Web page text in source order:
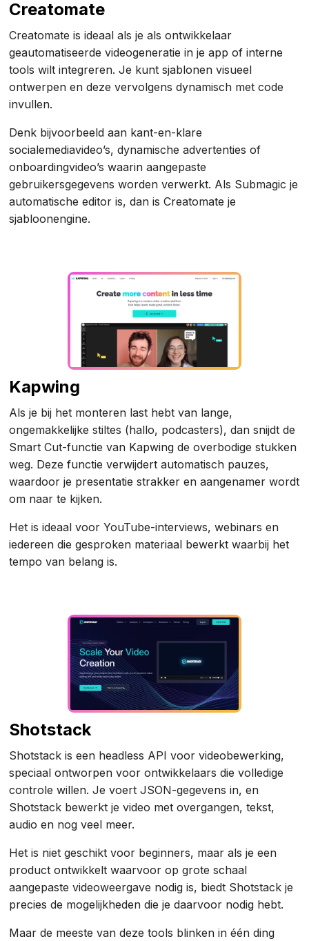
Creatomate
Creatomate is ideaal als je als ontwikkelaar
geautomatiseerde videogeneratie in je app of interne
tools wilt integreren. Je kunt sjablonen visueel
ontwerpen en deze vervolgens dynamisch met code
invullen.
Denk bijvoorbeeld aan kant-en-klare
socialemediavideo’s, dynamische advertenties of
onboardingvideo’s waarin aangepaste
gebruikersgegevens worden verwerkt. Als Submagic je
automatische editor is, dan is Creatomate je
sjabloonengine.
Kapwing
Als je bij het monteren last hebt van lange,
ongemakkelijke stiltes (hallo, podcasters), dan snijdt de
Smart Cut-functie van Kapwing de overbodige stukken
weg. Deze functie verwijdert automatisch pauzes,
waardoor je presentatie strakker en aangenamer wordt
om naar te kijken.
Het is ideaal voor YouTube-interviews, webinars en
iedereen die gesproken materiaal bewerkt waarbij het
tempo van belang is.
Shotstack
Shotstack is een headless API voor videobewerking,
speciaal ontworpen voor ontwikkelaars die volledige
controle willen. Je voert JSON-gegevens in, en
Shotstack bewerkt je video met overgangen, tekst,
audio en nog veel meer.
Het is niet geschikt voor beginners, maar als je een
product ontwikkelt waarvoor op grote schaal
aangepaste videoweergave nodig is, biedt Shotstack je
precies de mogelijkheden die je daarvoor nodig hebt.
Maar de meeste van deze tools blinken in één ding